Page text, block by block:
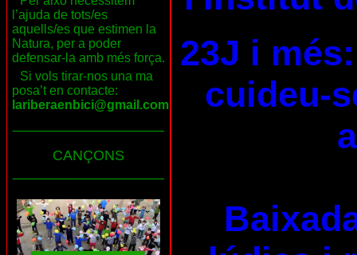
l’ajuda de tots/es
aquells/es que estimen la
Natura, per a poder
defensar-la amb més força.
Si vols tirar-nos una ma
posa’t en contacte:
lariberaenbici@gmail.com
CANÇONS
23J i
cuideu-